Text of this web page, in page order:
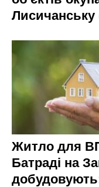
Житло для
Батраді на